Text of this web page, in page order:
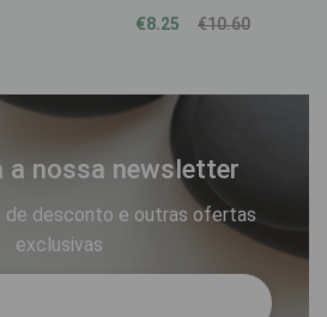
€8.25 €10.60
a nossa newsletter
de desconto e outras ofertas
exclusivas